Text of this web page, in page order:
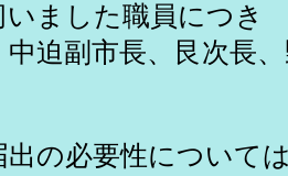
ました職員につき
副市長、艮次長、
の必要性について